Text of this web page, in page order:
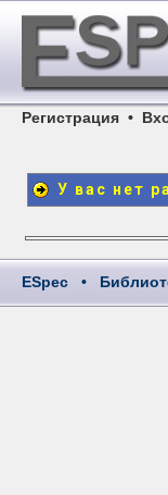
Регистрация •
У вас нет
ESpec •